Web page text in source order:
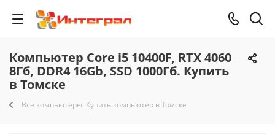
Компьютер Core i5 10400F, RTX 4060
8Гб, DDR4 16Gb, SSD 1000Гб. Купить
в Томске
Все компьютеры. Купить компьютер в Томске